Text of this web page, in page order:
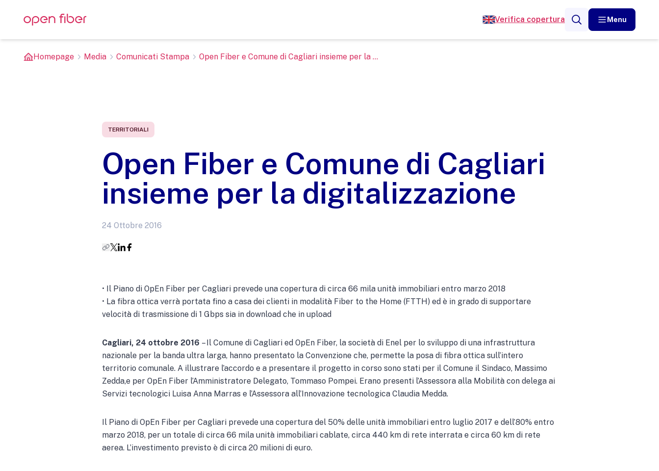
Verifica copertura Menu
Homepage Media Comunicati Stampa Open Fiber e Comune di Cagliari insieme per la ...
TERRITORIALI
Open Fiber e Comune di Cagliari
insieme per la digitalizzazione
24 Ottobre 2016
• Il Piano di OpEn Fiber per Cagliari prevede una copertura di circa 66 mila unità immobiliari entro marzo 2018
• La fibra ottica verrà portata fino a casa dei clienti in modalità Fiber to the Home (FTTH) ed è in grado di supportare
velocità di trasmissione di 1 Gbps sia in download che in upload
Cagliari, 24 ottobre 2016 – Il Comune di Cagliari ed OpEn Fiber, la società di Enel per lo sviluppo di una infrastruttura
nazionale per la banda ultra larga, hanno presentato la Convenzione che, permette la posa di fibra ottica sull’intero
territorio comunale. A illustrare l’accordo e a presentare il progetto in corso sono stati per il Comune il Sindaco, Massimo
Zedda,e per OpEn Fiber l’Amministratore Delegato, Tommaso Pompei. Erano presenti l’Assessora alla Mobilità con delega ai
Servizi tecnologici Luisa Anna Marras e l’Assessora all’Innovazione tecnologica Claudia Medda.
Il Piano di OpEn Fiber per Cagliari prevede una copertura del 50% delle unità immobiliari entro luglio 2017 e dell’80% entro
marzo 2018, per un totale di circa 66 mila unità immobiliari cablate, circa 440 km di rete interrata e circa 60 km di rete
aerea. L’investimento previsto è di circa 20 milioni di euro.